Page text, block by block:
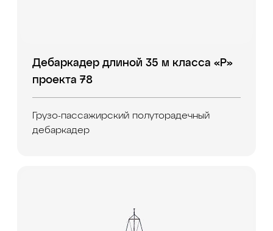
Дебаркадер длиной 35 м класса «Р»
проекта 78
Грузо-пассажирский полуторадечный
дебаркадер